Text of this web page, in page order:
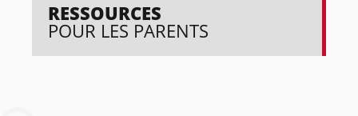
RESSOURCES
POUR LES PARENTS